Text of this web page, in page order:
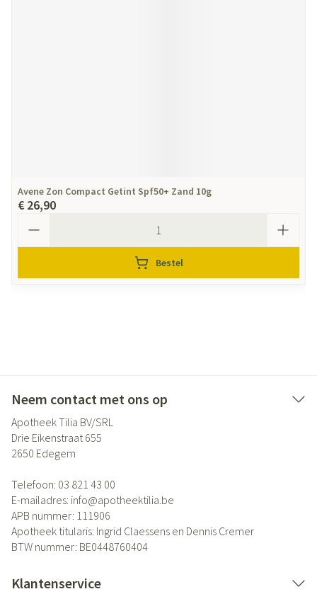
Avene Zon Compact Getint Spf50+ Zand 10g
€ 26,90
Bestel
Neem contact met ons op
Apotheek Tilia BV/SRL
Drie Eikenstraat 655
2650 Edegem
Telefoon: 03 821 43 00
E-mailadres: info@apotheektilia.be
APB nummer: 111906
Apotheek titularis: Ingrid Claessens en Dennis Cremer
BTW nummer: BE0448760404
Klantenservice